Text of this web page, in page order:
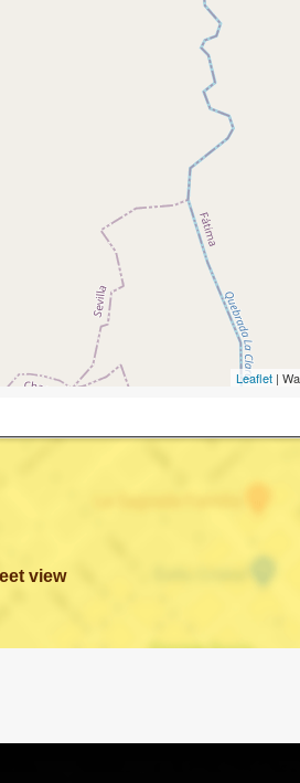
Leaflet |
view